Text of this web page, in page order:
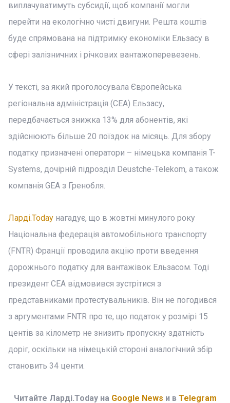
виплачуватимуть субсидії, щоб компанії могли
перейти на екологічно чисті двигуни. Решта коштів
буде спрямована на підтримку економіки Ельзасу в
сфері залізничних і річкових вантажоперевезень.
У тексті, за який проголосувала Європейська
регіональна адміністрація (CEA) Ельзасу,
передбачається знижка 13% для абонентів, які
здійснюють більше 20 поїздок на місяць. Для збору
податку призначені оператори – німецька компанія T-
Systems, дочірній підрозділ Deustche-Telekom, а також
компанія GEA з Гренобля.
Ларді.Today нагадує, що в жовтні минулого року
Національна федерація автомобільного транспорту
(FNTR) Франції проводила акцію проти введення
дорожнього податку для вантажівок Ельзасом. Тоді
президент CEA відмовився зустрітися з
представниками протестувальників. Він не погодився
з аргументами FNTR про те, що податок у розмірі 15
центів за кілометр не знизить пропускну здатність
доріг, оскільки на німецькій стороні аналогічний збір
становить 34 центи.
Читайте Ларді.Today на Google News и в Telegram